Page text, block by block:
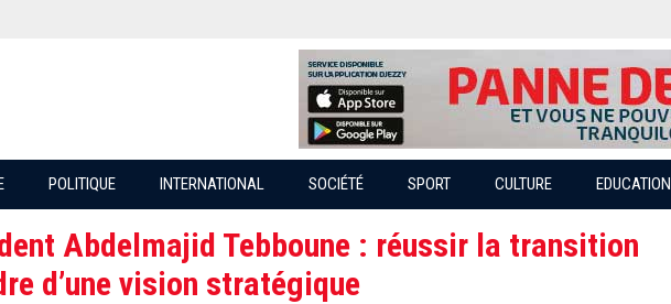
POLITIQUE INTERNATIONAL SOCIÉTÉ SPORT CULTURE EDUCATION
Abdelmajid Tebboune : réussir la transition
d’une vision stratégique